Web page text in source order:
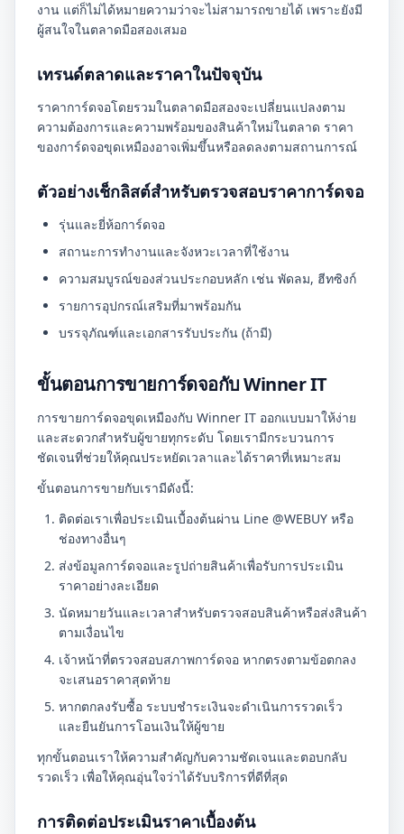
งาน แต่ก็ไม่ได้หมายความว่าจะไม่สามารถขายได้ เพราะยังมี
ผู้สนใจในตลาดมือสองเสมอ
เทรนด์ตลาดและราคาในปัจจุบัน
ราคาการ์ดจอโดยรวมในตลาดมือสองจะเปลี่ยนแปลงตาม
ความต้องการและความพร้อมของสินค้าใหม่ในตลาด ราคา
ของการ์ดจอขุดเหมืองอาจเพิ่มขึ้นหรือลดลงตามสถานการณ์
ตัวอย่างเช็กลิสต์สำหรับตรวจสอบราคาการ์ดจอ
รุ่นและยี่ห้อการ์ดจอ
สถานะการทำงานและจังหวะเวลาที่ใช้งาน
ความสมบูรณ์ของส่วนประกอบหลัก เช่น พัดลม, ฮีทซิงก์
รายการอุปกรณ์เสริมที่มาพร้อมกัน
บรรจุภัณฑ์และเอกสารรับประกัน (ถ้ามี)
ขั้นตอนการขายการ์ดจอกับ Winner IT
การขายการ์ดจอขุดเหมืองกับ Winner IT ออกแบบมาให้ง่าย
และสะดวกสำหรับผู้ขายทุกระดับ โดยเรามีกระบวนการ
ชัดเจนที่ช่วยให้คุณประหยัดเวลาและได้ราคาที่เหมาะสม
ขั้นตอนการขายกับเรามีดังนี้:
ติดต่อเราเพื่อประเมินเบื้องต้นผ่าน Line @WEBUY หรือ
ช่องทางอื่นๆ
ส่งข้อมูลการ์ดจอและรูปถ่ายสินค้าเพื่อรับการประเมิน
ราคาอย่างละเอียด
นัดหมายวันและเวลาสำหรับตรวจสอบสินค้าหรือส่งสินค้า
ตามเงื่อนไข
เจ้าหน้าที่ตรวจสอบสภาพการ์ดจอ หากตรงตามข้อตกลง
จะเสนอราคาสุดท้าย
หากตกลงรับซื้อ ระบบชำระเงินจะดำเนินการรวดเร็ว
และยืนยันการโอนเงินให้ผู้ขาย
ทุกขั้นตอนเราให้ความสำคัญกับความชัดเจนและตอบกลับ
รวดเร็ว เพื่อให้คุณอุ่นใจว่าได้รับบริการที่ดีที่สุด
การติดต่อประเมินราคาเบื้องต้น